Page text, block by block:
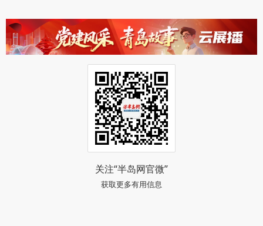
关注“半岛网官微”
获取更多有用信息